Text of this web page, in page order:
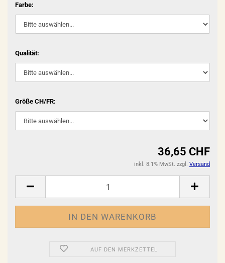
Farbe:
Qualität:
Größe CH/FR:
36,65 CHF
inkl. 8.1% MwSt. zzgl. Versand
AUF DEN MERKZETTEL